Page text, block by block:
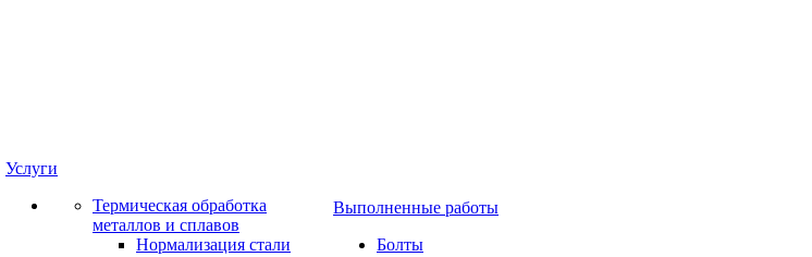
Услуги
Термическая обработка
металлов и сплавов
Нормализация стали
Выполненные работы
Болты